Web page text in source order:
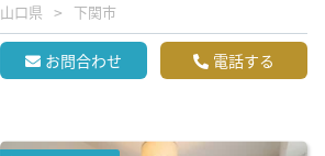
山口県 下関市
お問合わせ 電話する